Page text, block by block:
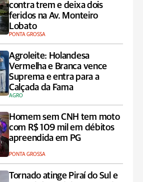
contra trem e deixa dois
feridos na Av. Monteiro
Lobato
PONTA GROSSA
Agroleite: Holandesa
Vermelha e Branca vence
Suprema e entra para a
Calçada da Fama
AGRO
Homem sem CNH tem moto
com R$ 109 mil em débitos
apreendida em PG
PONTA GROSSA
Tornado atinge Piraí do Sul e